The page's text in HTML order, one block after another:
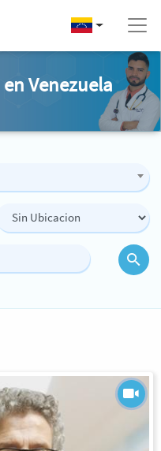
Venezuela